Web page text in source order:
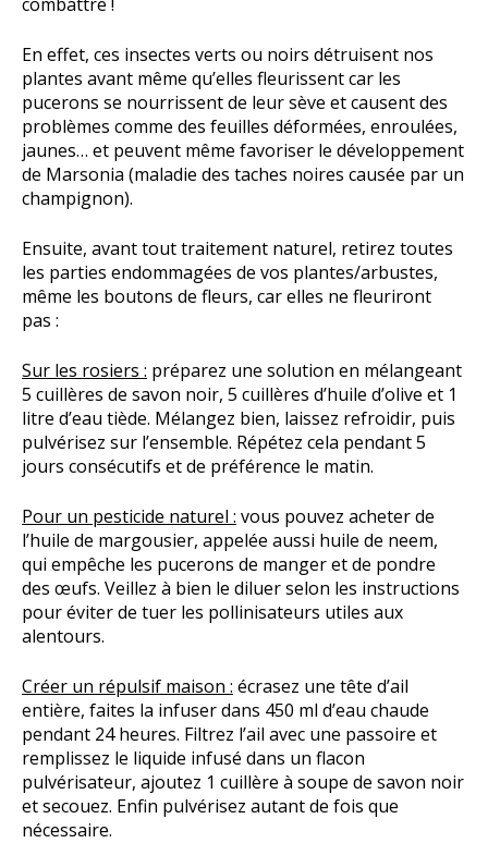
En effet, ces insectes verts ou noirs détruisent nos
plantes avant même qu’elles fleurissent car les
pucerons se nourrissent de leur sève et causent des
problèmes comme des feuilles déformées, enroulées,
jaunes… et peuvent même favoriser le développement
de Marsonia (maladie des taches noires causée par un
champignon).
Ensuite, avant tout traitement naturel, retirez toutes
les parties endommagées de vos plantes/arbustes,
même les boutons de fleurs, car elles ne fleuriront
pas :
Sur les rosiers : préparez une solution en mélangeant
5 cuillères de savon noir, 5 cuillères d’huile d’olive et 1
litre d’eau tiède. Mélangez bien, laissez refroidir, puis
pulvérisez sur l’ensemble. Répétez cela pendant 5
jours consécutifs et de préférence le matin.
Pour un pesticide naturel : vous pouvez acheter de
l’huile de margousier, appelée aussi huile de neem,
qui empêche les pucerons de manger et de pondre
des œufs. Veillez à bien le diluer selon les instructions
pour éviter de tuer les pollinisateurs utiles aux
alentours.
Créer un répulsif maison : écrasez une tête d’ail
entière, faites la infuser dans 450 ml d’eau chaude
pendant 24 heures. Filtrez l’ail avec une passoire et
remplissez le liquide infusé dans un flacon
pulvérisateur, ajoutez 1 cuillère à soupe de savon noir
et secouez. Enfin pulvérisez autant de fois que
nécessaire.